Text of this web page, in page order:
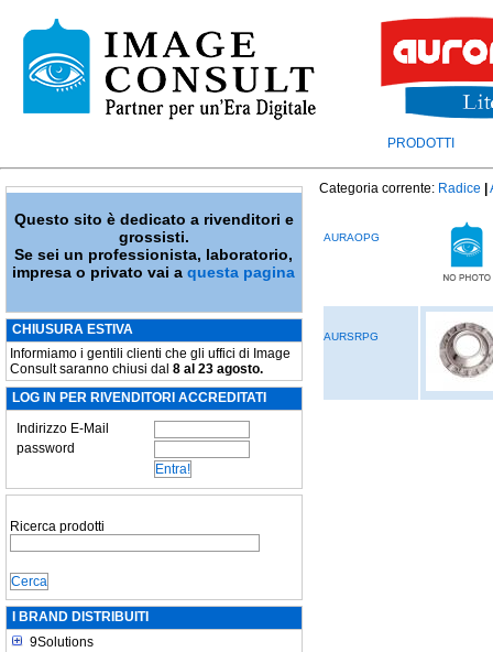
PRODOTTI
Questo sito è dedicato a rivenditori e
grossisti.
Se sei un professionista, laboratorio,
impresa o privato vai aquesta pagina
CHIUSURA ESTIVA
Informiamo i gentili clienti che gli uffici di Image
Consult saranno chiusi dal 8 al 23 agosto.
LOG IN PER RIVENDITORI ACCREDITATI
Indirizzo E-Mail
password
Ricerca prodotti
I BRAND DISTRIBUITI
9Solutions
Categoria corrente: Radice
AURAOPG
AURSRPG